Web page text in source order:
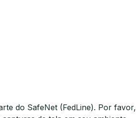
do SafeNet (FedLine). Por